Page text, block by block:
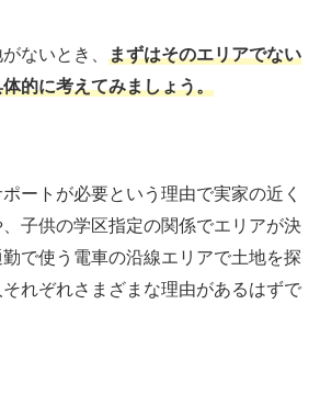
ないとき、 まずはそのエリアでない
的に考えてみましょう。
ートが必要という理由で実家の近く
子供の学区指定の関係でエリアが決
で使う電車の沿線エリアで土地を探
れぞれさまざまな理由があるはずで